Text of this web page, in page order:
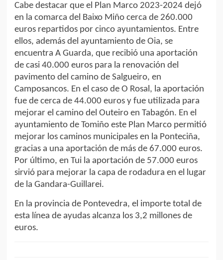
Cabe destacar que el Plan Marco 2023-2024 dejó
en la comarca del Baixo Miño cerca de 260.000
euros repartidos por cinco ayuntamientos. Entre
ellos, además del ayuntamiento de Oia, se
encuentra A Guarda, que recibió una aportación
de casi 40.000 euros para la renovación del
pavimento del camino de Salgueiro, en
Camposancos. En el caso de O Rosal, la aportación
fue de cerca de 44.000 euros y fue utilizada para
mejorar el camino del Outeiro en Tabagón. En el
ayuntamiento de Tomiño este Plan Marco permitió
mejorar los caminos municipales en la Ponteciña,
gracias a una aportación de más de 67.000 euros.
Por último, en Tui la aportación de 57.000 euros
sirvió para mejorar la capa de rodadura en el lugar
de la Gandara-Guillarei.
En la provincia de Pontevedra, el importe total de
esta línea de ayudas alcanza los 3,2 millones de
euros.